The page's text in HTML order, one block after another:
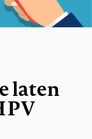
laten